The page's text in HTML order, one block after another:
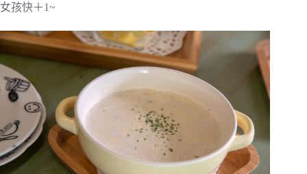
女孩快＋1~